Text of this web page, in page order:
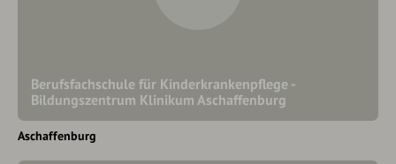
Berufsfachschule für Kinderkrankenpflege -
Bildungszentrum Klinikum Aschaffenburg
Aschaffenburg